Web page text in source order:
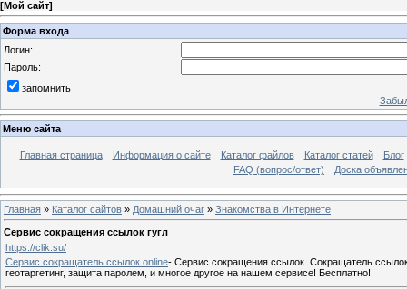
[Мой сайт]
Форма входа
Логин:
Пароль:
запомнить
Меню сайта
Главная страница Информация о сайте Каталог файлов Каталог статей
Блог
FAQ (вопрос/ответ)
Доска
Главная » Каталог сайтов » Домашний очаг » Знакомства в Интернете
Cервис сокращения ссылок гугл
https://clik.su/
Cервис сокращатель ссылок online- Сервис сокращения ссылок. Сокращатель
геотаргетинг, защита паролем, и многое другое на нашем сервисе! Бесплатно!